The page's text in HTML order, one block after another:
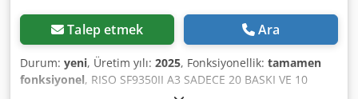
Talep etmek Ara
Durum: yeni, Üretim yılı: 2025, Fonksiyonellik: tamamen
fonksiyonel, RISO SF9350II A3 SADECE 20 BASKI VE 10
MASTER USB + AĞ BAĞLANTISI KUTUSUNDA YENİ İÇİNDE